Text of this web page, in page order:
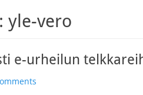
yle-vero
e-urheilun